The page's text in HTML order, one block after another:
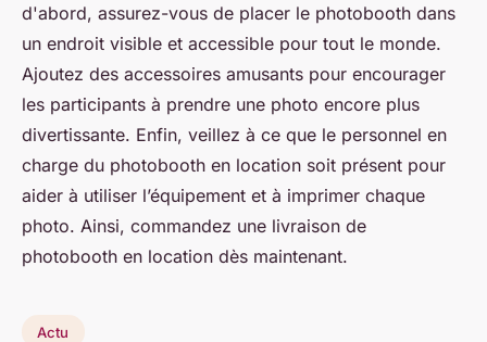
d'abord, assurez-vous de placer le photobooth dans
un endroit visible et accessible pour tout le monde.
Ajoutez des accessoires amusants pour encourager
les participants à prendre une photo encore plus
divertissante. Enfin, veillez à ce que le personnel en
charge du photobooth en location soit présent pour
aider à utiliser l’équipement et à imprimer chaque
photo. Ainsi, commandez une livraison de
photobooth en location dès maintenant.
Actu